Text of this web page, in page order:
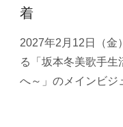
着
2027年2月12日（金
る「坂本冬美歌手生
へ～」のメインビ